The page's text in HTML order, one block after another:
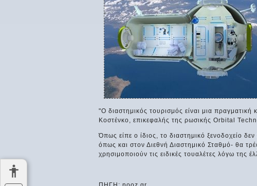
"Ο διαστημικός τουρισμός είναι μια
Κοστένκο, επικεφαλής της ρωσικής Orbital
Όπως είπε ο ίδιος, το διαστημικό ξενοδοχείο
όπως και στον Διεθνή Διαστημικό Σταθμό- θα
χρησιμοποιούν τις ειδικές τουαλέτες λόγω της